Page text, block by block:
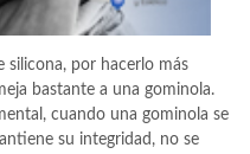
silicona, por hacerlo más
bastante a una gominola.
cuando una gominola se
su integridad, no se